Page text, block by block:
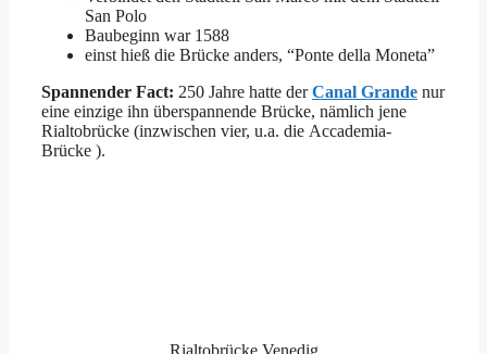
San Polo
Baubeginn war 1588
einst hieß die Brücke anders, “Ponte della Moneta”
Spannender Fact: 250 Jahre hatte derCanal Grande nur
eine einzige ihn überspannende Brücke, nämlich jene
Rialtobrücke (inzwischen vier, u.a. die Accademia-
Brücke ).
Rialtobrücke Venedig